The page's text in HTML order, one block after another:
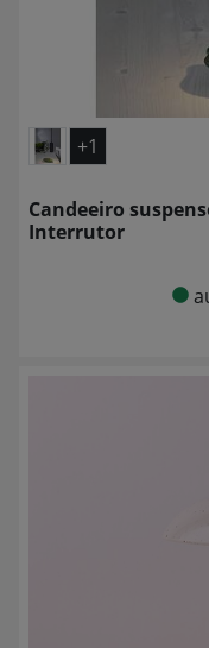
+1
Candeeiro
Interrutor